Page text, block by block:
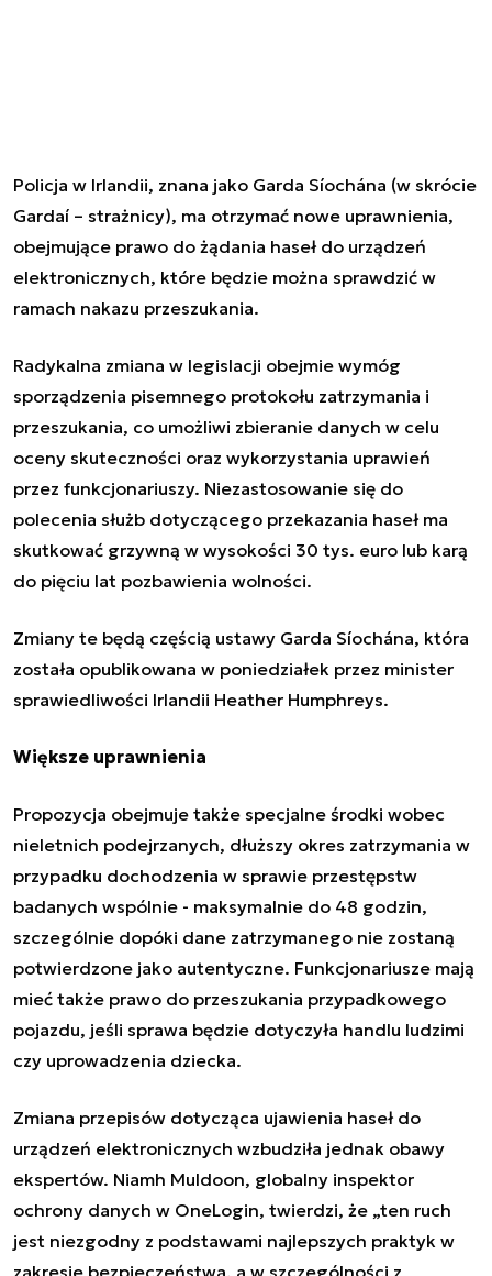
Policja w Irlandii, znana jako Garda Síochána (w skrócie
Gardaí – strażnicy), ma otrzymać nowe uprawnienia,
obejmujące prawo do żądania haseł do urządzeń
elektronicznych, które będzie można sprawdzić w
ramach nakazu przeszukania.
Radykalna zmiana w legislacji obejmie wymóg
sporządzenia pisemnego protokołu zatrzymania i
przeszukania, co umożliwi zbieranie danych w celu
oceny skuteczności oraz wykorzystania uprawień
przez funkcjonariuszy. Niezastosowanie się do
polecenia służb dotyczącego przekazania haseł ma
skutkować grzywną w wysokości 30 tys. euro lub karą
do pięciu lat pozbawienia wolności.
Zmiany te będą częścią ustawy Garda Síochána, która
została opublikowana w poniedziałek przez minister
sprawiedliwości Irlandii Heather Humphreys.
Większe uprawnienia
Propozycja obejmuje także specjalne środki wobec
nieletnich podejrzanych, dłuższy okres zatrzymania w
przypadku dochodzenia w sprawie przestępstw
badanych wspólnie - maksymalnie do 48 godzin,
szczególnie dopóki dane zatrzymanego nie zostaną
potwierdzone jako autentyczne. Funkcjonariusze mają
mieć także prawo do przeszukania przypadkowego
pojazdu, jeśli sprawa będzie dotyczyła handlu ludzimi
czy uprowadzenia dziecka.
Zmiana przepisów dotycząca ujawienia hasełdo
urządzeń elektronicznych wzbudziła jednak obawy
ekspertów. Niamh Muldoon, globalny inspektor
ochrony danych w OneLogin, twierdzi, że „ten ruch
jest niezgodny z podstawami najlepszych praktyk w
zakresie bezpieczeństwa, a w szczególności z